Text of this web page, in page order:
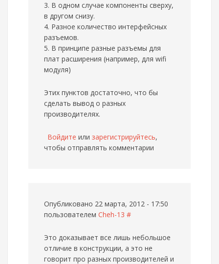
3. В одном случае компоненты сверху,
в другом снизу.
4. Разное количество интерфейсных
разъемов.
5. В принципе разные разъемы для
плат расширения (например, для wifi
модуля)
Этих пунктов достаточно, что бы
сделать вывод о разных
производителях.
Войдите или зарегистрируйтесь,
чтобы отправлять комментарии
Опубликовано 22 марта, 2012 - 17:50
пользователем Cheh-13 #
Это доказывает все лишь небольшое
отличие в конструкции, а это не
говорит про разных производителей и